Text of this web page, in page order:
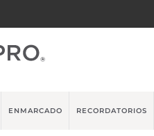
ENMARCADO RECORDATORIOS